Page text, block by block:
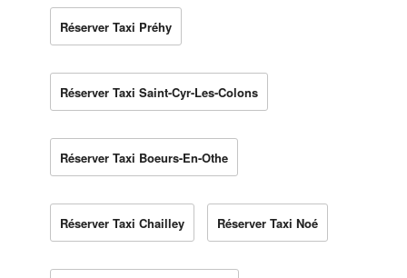
Réserver Taxi Préhy
Réserver Taxi Saint-Cyr-Les-Colons
Réserver Taxi Boeurs-En-Othe
Réserver Taxi Chailley Réserver Taxi Noé